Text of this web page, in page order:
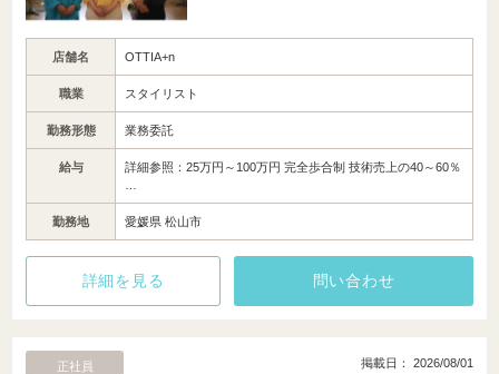
店舗名 OTTIA+n
職業 スタイリスト
勤務形態 業務委託
給与
詳細参照：25万円～100万円 完全歩合制 技術売上の40～60％
勤務地 愛媛県 松山市
詳細を見る 問い合わせ
正社員 掲載日： 2026/08/01